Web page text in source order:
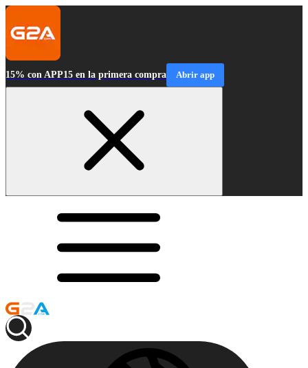
15% con APP15 en la primera compra Abrir app